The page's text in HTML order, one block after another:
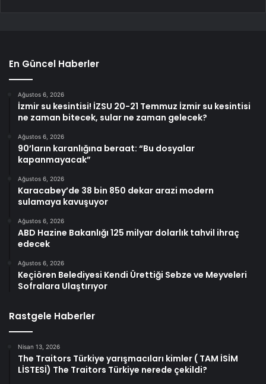
En Güncel Haberler
Ağustos 6, 2026
İzmir su kesintisi! İZSU 20-21 Temmuz İzmir su kesintisi
ne zaman bitecek, sular ne zaman gelecek?
Ağustos 6, 2026
90’ların karanlığına beraat: “Bu dosyalar
kapanmayacak”
Ağustos 6, 2026
Karacabey’de 38 bin 850 dekar arazi modern
sulamaya kavuşuyor
Ağustos 6, 2026
ABD Hazine Bakanlığı 125 milyar dolarlık tahvil ihraç
edecek
Ağustos 6, 2026
Keçiören Belediyesi Kendi Ürettiği Sebze ve Meyveleri
Sofralara Ulaştırıyor
Rastgele Haberler
Nisan 13, 2026
The Traitors Türkiye yarışmacıları kimler ( TAM İSİM
LİSTESİ) The Traitors Türkiye nerede çekildi?